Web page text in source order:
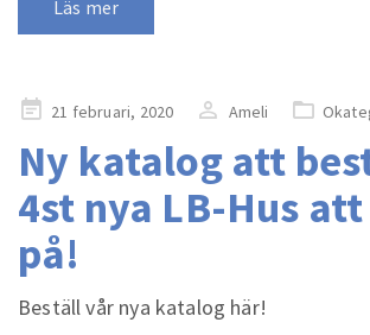
Läs mer
Publicerad
21 februari, 2020 Ameli
Ny katalog att
4st nya LB-Hus
på!
Beställ vår nya katalog här!